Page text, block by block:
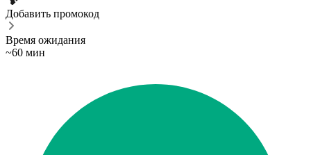
Добавить промокод
Время ожидания
~60 мин